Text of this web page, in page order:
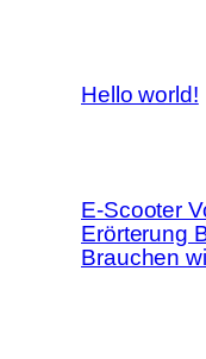
Hello world!
E-Scooter
Erörterung
Brauchen